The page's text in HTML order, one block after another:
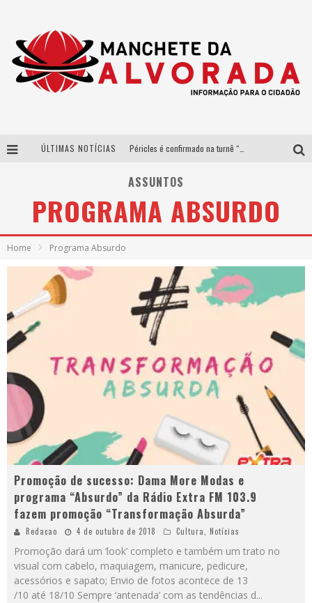
ÚLTIMAS NOTÍCIAS
Democratização do malte: Proibida utiliza estratégia de custo-benefício para o lazer do brasileiro
Yan traz a turnê nacional do PagodYANdo para Belo Horizonte
ASSUNTOS
PROGRAMA ABSURDO
Home Programa Absurdo
Promoção de sucesso: Dama More Modas e
programa “Absurdo” da Rádio Extra FM 103.9
fazem promoção “Transformação Absurda”
Redacao 4 de outubro de 2018 Cultura, Notícias
Promoção dará um ‘look’ completo e também um trato no
visual com cabelo, maquiagem, manicure, pedicure,
acessórios e sapato; Envio de fotos acontece de 13
/10 até 18/10 Sempre ‘antenada’ com as tendências d...